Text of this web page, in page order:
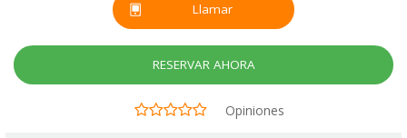
Llamar
RESERVAR AHORA
Opiniones